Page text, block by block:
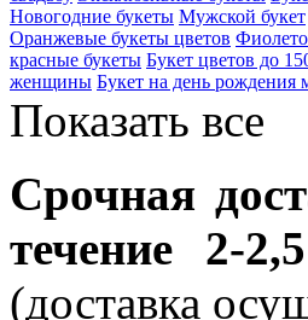
Новогодние букеты Мужской букет
Оранжевые букеты цветов
красные букеты Букет цветов до
женщины Букет на день рождения
Показать все
Срочная
течение 2-
(доставка